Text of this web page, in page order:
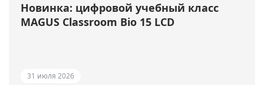
Новинка: цифровой учебный класс
MAGUS Classroom Bio 15 LCD
31 июля 2026